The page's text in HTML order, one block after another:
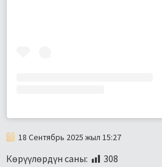
18 Сентябрь 2025 жыл 15:27
Көрүүлөрдүн саны: 308